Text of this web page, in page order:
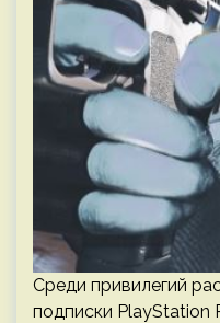
Среди привилегий
подписки PlayStation